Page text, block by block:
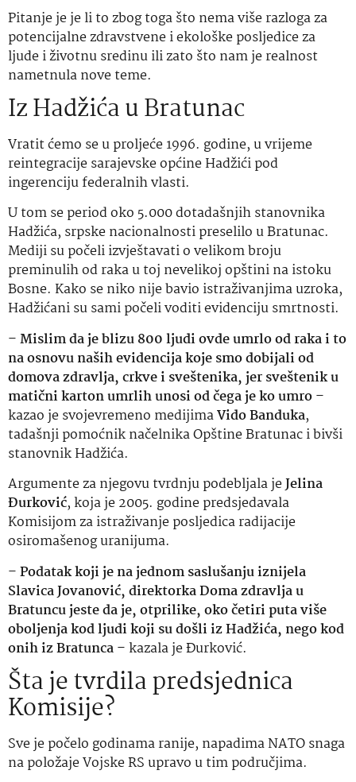
Pitanje je je li to zbog toga što nema više razloga za
potencijalne zdravstvene i ekološke posljedice za
ljude i životnu sredinu ili zato što nam je realnost
nametnula nove teme.
Iz Hadžića u Bratunac
Vratit ćemo se u proljeće 1996. godine, u vrijeme
reintegracije sarajevske općine Hadžići pod
ingerenciju federalnih vlasti.
U tom se period oko 5.000 dotadašnjih stanovnika
Hadžića, srpske nacionalnosti preselilo u Bratunac.
Mediji su počeli izvještavati o velikom broju
preminulih od raka u toj nevelikoj opštini na istoku
Bosne. Kako se niko nije bavio istraživanjima uzroka,
Hadžićani su sami počeli voditi evidenciju smrtnosti.
–Mislim da je blizu 800 ljudi ovde umrlo od raka i to
na osnovu naših evidencija koje smo dobijali od
domova zdravlja, crkve i sveštenika, jer sveštenik u
matični karton umrlih unosi od čega je ko umro–
kazao je svojevremeno medijimaVido Banduka,
tadašnji pomoćnik načelnika Opštine Bratunac i bivši
stanovnik Hadžića.
Argumente za njegovu tvrdnju podebljala jeJelina
Đurković, koja je 2005. godine predsjedavala
Komisijom za istraživanje posljedica radijacije
osiromašenog uranijuma.
–Podatak koji je na jednom saslušanju iznijela
Slavica Jovanović, direktorka Doma zdravlja u
Bratuncu jeste da je, otprilike, oko četiri puta više
oboljenja kod ljudi koji su došli iz Hadžića, nego kod
onih iz Bratunca– kazala je Đurković.
Šta je tvrdila predsjednica
Komisije?
Sve je počelo godinama ranije, napadima NATO snaga
na položaje Vojske RS upravo u tim područjima.